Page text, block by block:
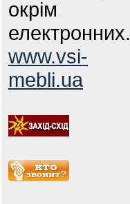
окрім
електронних.
www.vsi-
mebli.ua